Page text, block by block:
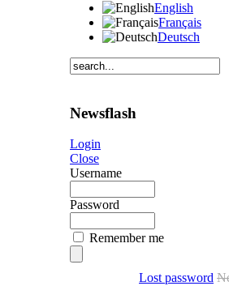
English
Français
Deutsch
Newsflash
Login
Close
Username
Password
Remember me
Lost password